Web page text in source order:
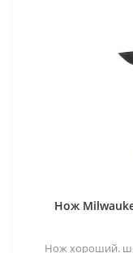
Нож
Нож хороший.